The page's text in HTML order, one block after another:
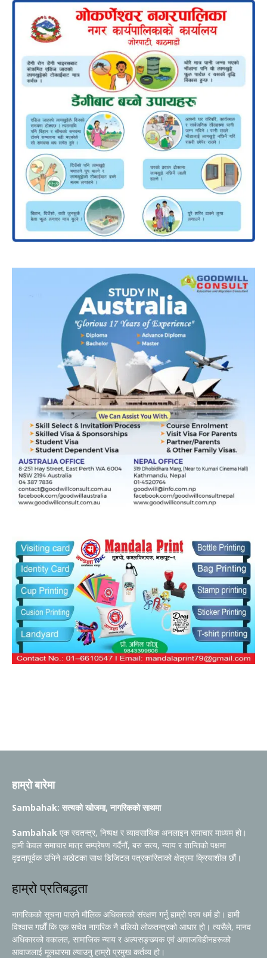
हाम्रो बारेमा
Sambahak: सत्यको खोजमा, नागरिकको साथमा
Sambahak एक स्वतन्त्र, निष्पक्ष र व्यावसायिक अनलाइन समाचार माध्यम हो।
हामी केवल समाचार मात्र सम्प्रेषण गर्दैनौं, बरु सत्य, न्याय र शान्तिको पक्षमा
दृढतापूर्वक उभिने अठोटका साथ डिजिटल पत्रकारिताको क्षेत्रमा क्रियाशील छौं।
हाम्रो प्रतिबद्धता
नागरिकको सूचना पाउने मौलिक अधिकारको संरक्षण गर्नु हाम्रो परम धर्म हो। हामी
विश्वास गर्छौं कि एक सचेत नागरिक नै बलियो लोकतन्त्रको आधार हो। त्यसैले, मानव
अधिकारको वकालत, सामाजिक न्याय र अल्पसङ्ख्यक एवं आवाजविहीनहरूको
आवाजलाई मूलधारमा ल्याउनु हाम्रो प्रमुख कर्तव्य हो।